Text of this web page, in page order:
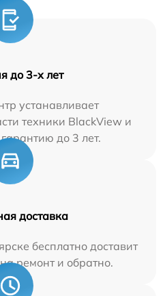
до 3-х лет
устанавливает
техники BlackView и
до 3 лет.
доставка
бесплатно доставит
ремонт и обратно.